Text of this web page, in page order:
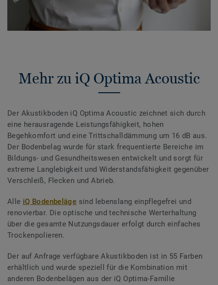
Mehr zu iQ Optima Acoustic
Der Akustikboden iQ Optima Acoustic zeichnet sich durch
eine herausragende Leistungsfähigkeit, hohen
Begehkomfort und eine Trittschalldämmung um 16 dB aus.
Der Bodenbelag wurde für stark frequentierte Bereiche im
Bildungs- und Gesundheitswesen entwickelt und sorgt für
extreme Langlebigkeit und Widerstandsfähigkeit gegenüber
Verschleiß, Flecken und Abrieb.
Alle iQ Bodenbeläge sind lebenslang einpflegefrei und
renovierbar. Die optische und technische Werterhaltung
über die gesamte Nutzungsdauer erfolgt durch einfaches
Trockenpolieren.
Der auf Anfrage verfügbare Akustikboden ist in 55 Farben
erhältlich und wurde speziell für die Kombination mit
anderen Bodenbelägen aus der iQ Optima-Familie